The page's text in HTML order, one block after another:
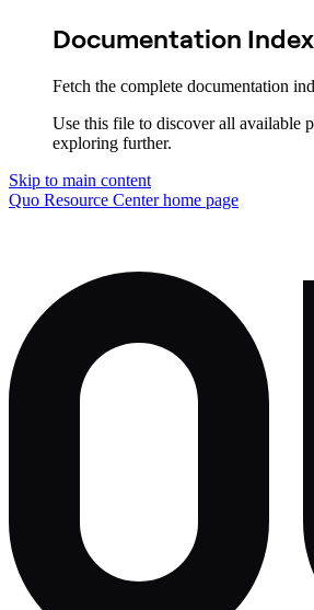
Documentation Index
Fetch the complete documentation
Use this file to discover all available
exploring further.
Skip to main content
Quo Resource Centerhome page